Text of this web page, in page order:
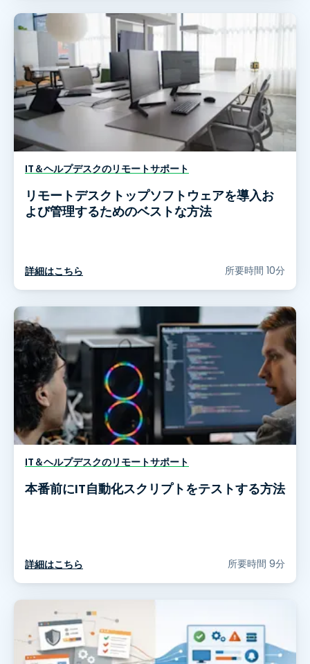
IT＆ヘルプデスクのリモートサポート
リモートデスクトップソフトウェアを導入お
よび管理するためのベストな方法
詳細はこちら 所要時間 10分
IT＆ヘルプデスクのリモートサポート
本番前にIT自動化スクリプトをテストする方法
詳細はこちら 所要時間 9分